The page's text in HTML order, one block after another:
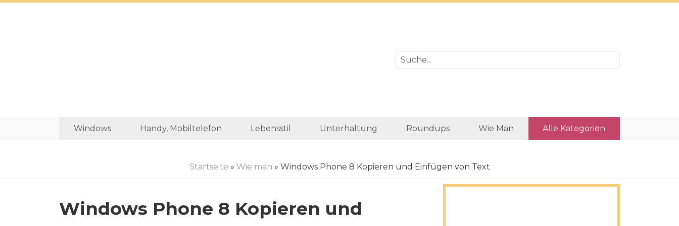
Windows Handy, Mobiltelefon Lebensstil Unterhaltung Roundups Wie Man Alle Kategorien
Startseite » Wie man » Windows Phone 8 Kopieren und Einfügen von Text
Windows Phone 8 Kopieren und